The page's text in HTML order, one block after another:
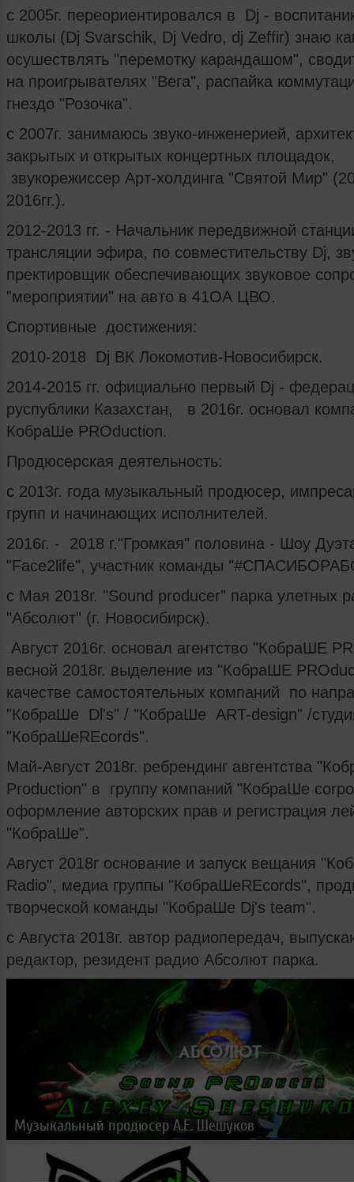
с 2005г. переориентировался в Dj -
школы (Dj Svarschik, Dj Vedro, dj Zeffir) знаю
осушествлять "перемотку карандашом",
на проигрывателях "Вега", распайка
гнездо "Розочка".
c 2007г. занимаюсь звуко-инженерией,
закрытых и открытых концертных площадок,
звукорежиссер Арт-холдинга "Святой Мир"
2016гг.).
2012-2013 гг. - Начальник передвижной
трансляции эфира, по совместительству Dj,
пректировщик обеспечивающих звуковое
"мероприятии" на авто в 41ОА ЦВО.
Спортивные достижения:
2010-2018 Dj ВК Локомотив-Новосибирск.
2014-2015 гг. официально первый Dj -
руспублики Казахстан, в 2016г. основал
КобраШе PROduction.
Продюсерская деятельность:
с 2013г. года музыкальный продюсер,
групп и начинающих исполнителей.
2016г. - 2018 г."Громкая" половина - Шоу
"Face2life", участник команды
с Мая 2018г. "Sound producer" парка улетных
"Абсолют" (г. Новосибирск).
Август 2016г. основал агентство "КобраШЕ
весной 2018г. выделение из "КобраШЕ
качестве самостоятельных компаний по
"КобраШе Dl's" / "КобраШе ART-design" /
"КобраШеREcords".
Май-Август 2018г. ребрендинг авгентства
Production" в группу компаний "КобраШе
оформление авторских прав и регистрация
"КобраШе".
Август 2018г основание и запуск вещания
Radio", медиа группы "КобраШеREcords",
творческой команды "КобраШе Dj's team".
с Августа 2018г. автор радиопередач,
редактор, резидент радио Абсолют парка.
Музыкальный продюсер А.Е. Шешуков